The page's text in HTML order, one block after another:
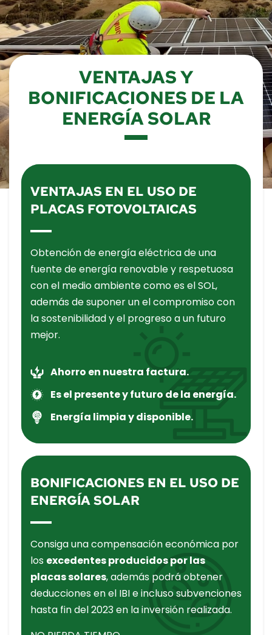
VENTAJAS Y
BONIFICACIONES DE LA
ENERGÍA SOLAR
VENTAJAS EN EL USO DE
PLACAS FOTOVOLTAICAS
Obtención de energía eléctrica de una
fuente de energía renovable y respetuosa
con el medio ambiente como es el SOL,
además de suponer un el compromiso con
la sostenibilidad y el progreso a un futuro
mejor.
Ahorro en nuestra factura.
Es el presente y futuro de la energía.
Energía limpia y disponible.
BONIFICACIONES EN EL USO DE
ENERGÍA SOLAR
Consiga una compensación económica por
los excedentes producidos por las
placas solares, además podrá obtener
deducciones en el IBI e incluso subvenciones
hasta fin del 2023 en la inversión realizada.